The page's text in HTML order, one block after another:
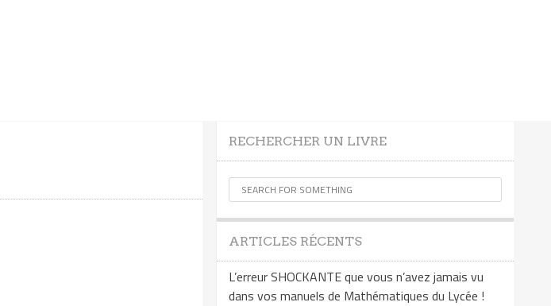
RECHERCHER UN LIVRE
ARTICLES RÉCENTS
L’erreur SHOCKANTE que vous n’avez jamais vu
dans vos manuels de Mathématiques du Lycée !